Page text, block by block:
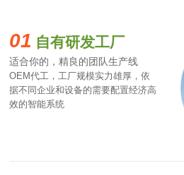
01 自有研发工厂
适合你的，精良的团队生产线
OEM代工，工厂规模实力雄厚，依
据不同企业和设备的需要配置经济高
效的智能系统